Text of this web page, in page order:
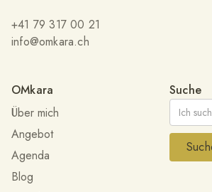
+41 79 317 00 21
info@omkara.ch
OMkara
Über mich
Angebot
Agenda
Blog
Suche